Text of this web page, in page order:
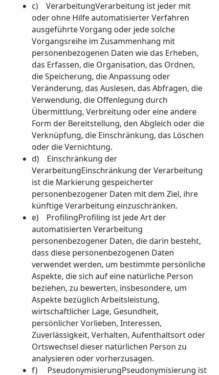
c) VerarbeitungVerarbeitung ist jeder mit
oder ohne Hilfe automatisierter Verfahren
ausgeführte Vorgang oder jede solche
Vorgangsreihe im Zusammenhang mit
personenbezogenen Daten wie das Erheben,
das Erfassen, die Organisation, das Ordnen,
die Speicherung, die Anpassung oder
Veränderung, das Auslesen, das Abfragen, die
Verwendung, die Offenlegung durch
Übermittlung, Verbreitung oder eine andere
Form der Bereitstellung, den Abgleich oder die
Verknüpfung, die Einschränkung, das Löschen
oder die Vernichtung.
d) Einschränkung der
VerarbeitungEinschränkung der Verarbeitung
ist die Markierung gespeicherter
personenbezogener Daten mit dem Ziel, ihre
künftige Verarbeitung einzuschränken.
e) ProfilingProfiling ist jede Art der
automatisierten Verarbeitung
personenbezogener Daten, die darin besteht,
dass diese personenbezogenen Daten
verwendet werden, um bestimmte persönliche
Aspekte, die sich auf eine natürliche Person
beziehen, zu bewerten, insbesondere, um
Aspekte bezüglich Arbeitsleistung,
wirtschaftlicher Lage, Gesundheit,
persönlicher Vorlieben, Interessen,
Zuverlässigkeit, Verhalten, Aufenthaltsort oder
Ortswechsel dieser natürlichen Person zu
analysieren oder vorherzusagen.
f) PseudonymisierungPseudonymisierung ist